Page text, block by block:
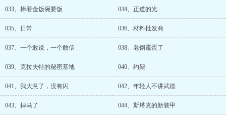
033、捧着金饭碗要饭 034、正道的光
035、日常 036、材料批发商
037、一个敢说，一个敢信 038、老倒霉蛋了
039、克拉夫特的秘密基地 040、约架
041、我大意了，没有闪 042、年轻人不讲武德
043、掉马了 044、斯塔克的新装甲